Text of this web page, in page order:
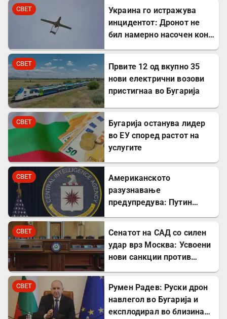
СВЕТ
Украина го истражува
инцидентот: Дронот не
бил намерно насочен кон
СВЕТ
Првите 12 од вкупно 35
нови електрични возови
пристигнаа во Бугарија
СВЕТ
Бугарија останува лидер
во ЕУ според растот на
услугите
СВЕТ
Американското
разузнавање
предупредува: Путин
СВЕТ
Сенатот на САД со силен
удар врз Москва: Усвоени
нови санкции против
СВЕТ
Румен Радев: Руски дрон
навлегол во Бугарија и
експлодирал во близина